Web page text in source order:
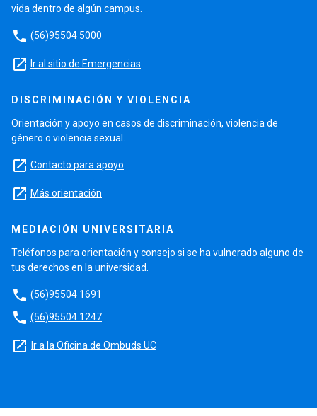
vida dentro de algún campus.
phone (56)95504 5000
launch Ir al sitio de Emergencias
DISCRIMINACIÓN Y VIOLENCIA
Orientación y apoyo en casos de discriminación, violencia de
género o violencia sexual.
launch Contacto para apoyo
launch Más orientación
MEDIACIÓN UNIVERSITARIA
Teléfonos para orientación y consejo si se ha vulnerado alguno de
tus derechos en la universidad.
phone (56)95504 1691
phone (56)95504 1247
launch Ir a la Oficina de Ombuds UC